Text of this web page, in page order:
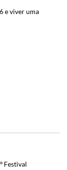
e viver uma
Festival